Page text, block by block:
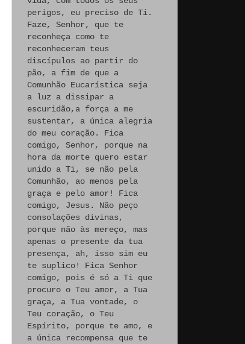
perigos, eu preciso de Ti.
Faze, Senhor, que te
reconheça como te
reconheceram teus
discípulos ao partir do
pão, a fim de que a
Comunhão Eucarística seja
a luz a dissipar a
escuridão,a força a me
sustentar, a única alegria
do meu coração. Fica
comigo, Senhor, porque na
hora da morte quero estar
unido a Ti, se não pela
Comunhão, ao menos pela
graça e pelo amor! Fica
comigo, Jesus. Não peço
consolações divinas,
porque não às mereço, mas
apenas o presente da tua
presença, ah, isso sim eu
te suplico! Fica Senhor
comigo, pois é só a Ti que
procuro o Teu amor, a Tua
graça, a Tua vontade, o
Teu coração, o Teu
Espírito, porque te amo, e
a única recompensa que te